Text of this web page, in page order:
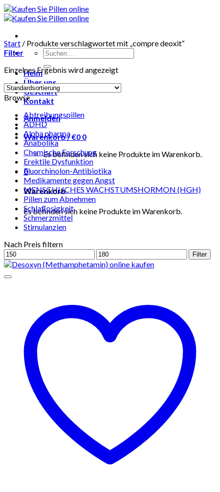
Skip
to
Suchen
nach:
Heim
Über uns
Geschäft
Kontakt
Anmelden
Warenkorb /€0 0
Es befinden sich keine Produkte im Warenkorb.
0
Warenkorb
Es befinden sich keine Produkte im Warenkorb.
Start / Produkte verschlagwortet mit „compre deoxit“
Filter
Einzelnes Ergebnis wird angezeigt
Browse
Abtreibungspillen
ADHD
Alpha pharma
Anabolika
Chemische Forschung
Erektile Dysfunktion
Fluorchinolon-Antibiotika
Medikamente gegen Angst
MENSCHLICHES WACHSTUMSHORMON (HGH)
Pillen zum Abnehmen
Schlaflosigkeit
Schmerzmittel
Stimulanzien
Nach Preis filtern
Min.
Preis
Max.
Preis
Filter